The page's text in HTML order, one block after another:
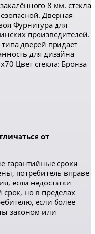
8 мм. стекла
Дверная
Фурнитура для
производителей.
дверей придает
для дизайна
Цвет стекла: Бронза
от
гарантийные сроки
потребитель вправе
если недостатки
но в пределах
если более
законом или